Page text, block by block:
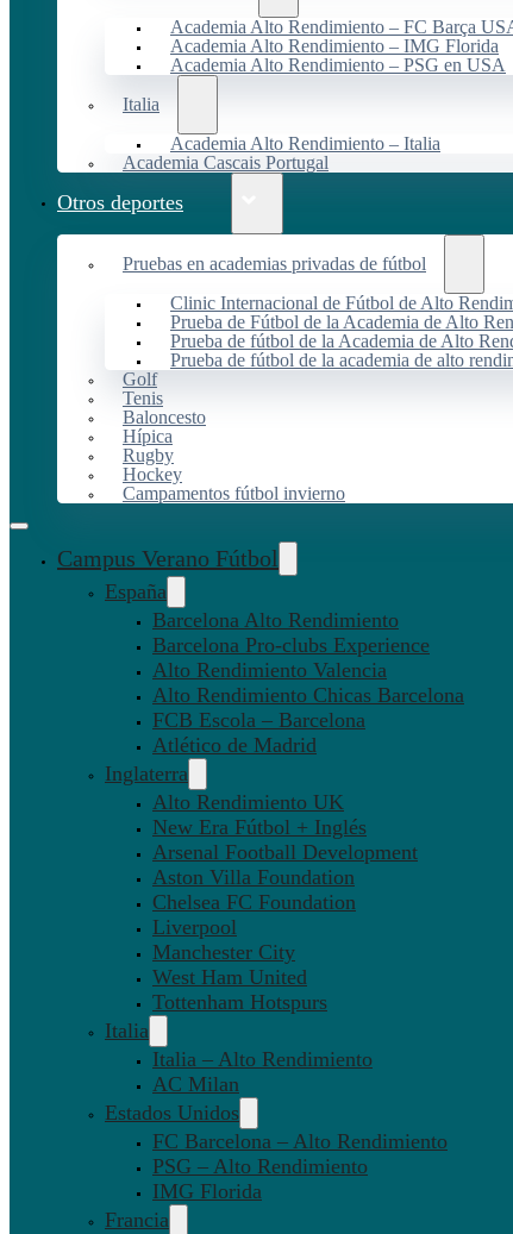
Academia Alto Rendimiento – FC Barça
Academia Alto Rendimiento – IMG Florida
Academia Alto Rendimiento – PSG en USA
Italia
Academia Alto Rendimiento – Italia
Academia Cascais Portugal
Otros deportes
Pruebas en academias privadas de fútbol
Clinic Internacional de Fútbol de Alto
Prueba de Fútbol de la Academia de Alto
Prueba de fútbol de la Academia de Alto
Prueba de fútbol de la academia de alto
Golf
Tenis
Baloncesto
Hípica
Rugby
Hockey
Campamentos fútbol invierno
Campus Verano Fútbol
España
Barcelona Alto Rendimiento
Barcelona Pro-clubs Experience
Alto Rendimiento Valencia
Alto Rendimiento Chicas Barcelona
FCB Escola – Barcelona
Atlético de Madrid
Inglaterra
Alto Rendimiento UK
New Era Fútbol + Inglés
Arsenal Football Development
Aston Villa Foundation
Chelsea FC Foundation
Liverpool
Manchester City
West Ham United
Tottenham Hotspurs
Italia
Italia – Alto Rendimiento
AC Milan
Estados Unidos
FC Barcelona – Alto Rendimiento
PSG – Alto Rendimiento
IMG Florida
Francia